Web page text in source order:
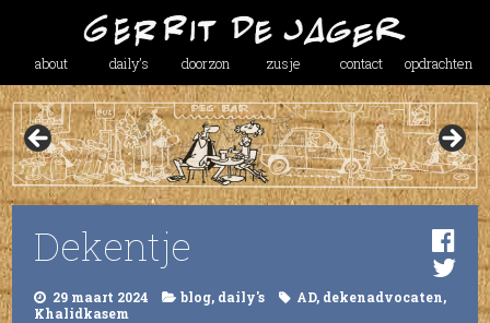
about daily’s doorzon zusje contact opdrachten
Dekentje
29 maart 2024 blog, daily's AD, dekenadvocaten,
Khalidkasem